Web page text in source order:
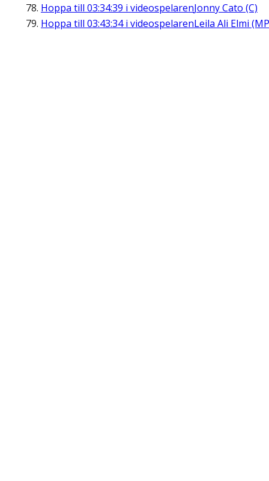
Hoppa till 03:34:39 i videospelarenJonny Cato (C)
Hoppa till 03:43:34i videospelarenLeila Ali Elmi